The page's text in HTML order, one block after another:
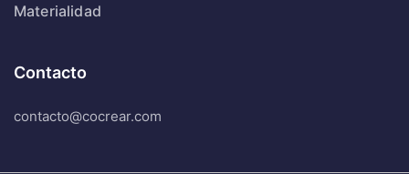
Materialidad
Contacto
contacto@cocrear.com